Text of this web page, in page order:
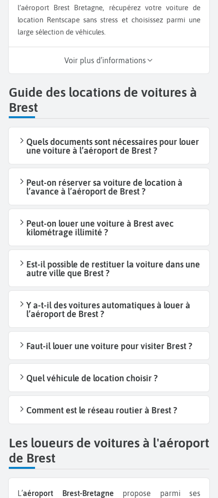
l’aéroport Brest Bretagne, récupérez votre voiture de
location Rentscape sans stress et choisissez parmi une
large sélection de véhicules.
Voir plus d’informations
Guide des locations de voitures à
Brest
Quels documents sont nécessaires pour louer
une voiture à l’aéroport de Brest ?
Peut-on réserver sa voiture de location à
l’avance à l’aéroport de Brest ?
Peut-on louer une voiture à Brest avec
kilométrage illimité ?
Est-il possible de restituer la voiture dans une
autre ville que Brest ?
Y a-t-il des voitures automatiques à louer à
l’aéroport de Brest ?
Faut-il louer une voiture pour visiter Brest ?
Quel véhicule de location choisir ?
Comment est le réseau routier à Brest ?
Les loueurs de voitures à l'aéroport
de Brest
L’aéroport Brest-Bretagne propose parmi ses